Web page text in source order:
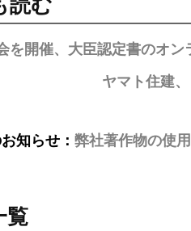
を開催、大臣認定書のオ
ヤマト住建
知らせ： 弊社著作物の使
覧